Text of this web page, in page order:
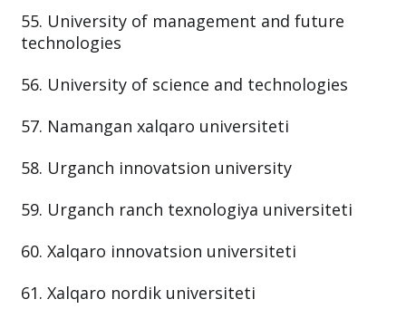
55. University of management and future
technologies
56. University of science and technologies
57. Namangan xalqaro universiteti
58. Urganch innovatsion university
59. Urganch ranch texnologiya universiteti
60. Xalqaro innovatsion universiteti
61. Xalqaro nordik universiteti